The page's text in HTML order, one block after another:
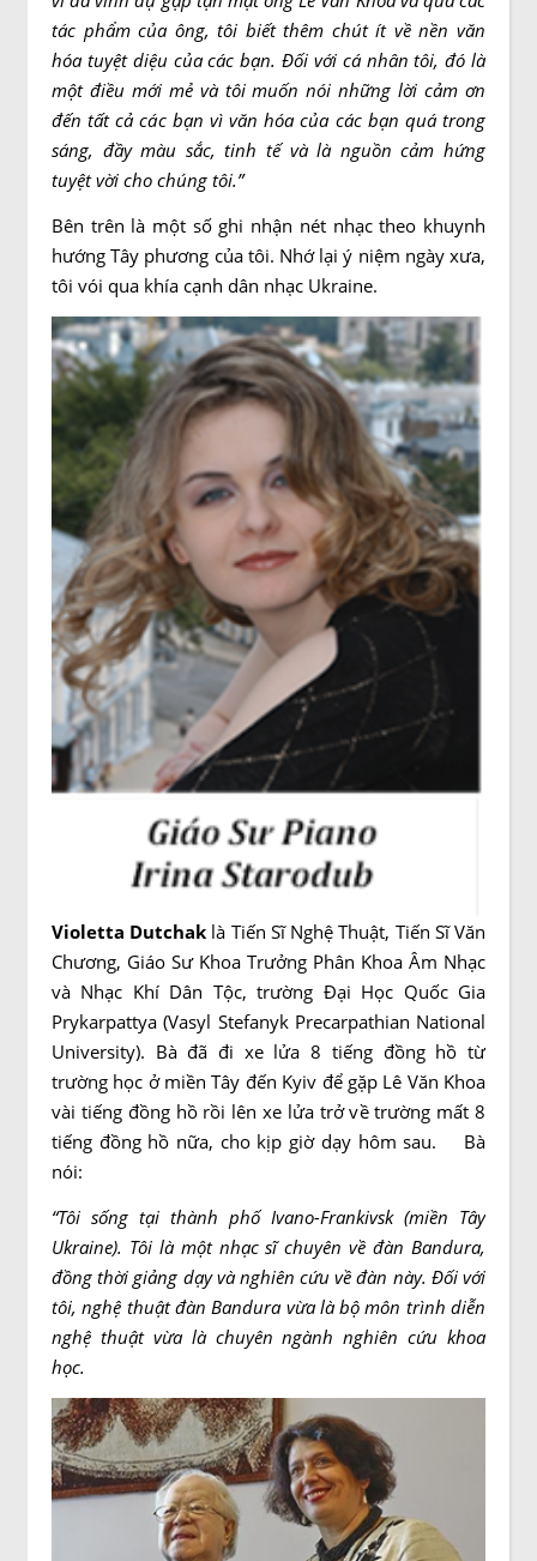
tác phẩm của ông, tôi biết thêm chút ít về nền văn
hóa tuyệt diệu của các bạn. Đối với cá nhân tôi, đó là
một điều mới mẻ và tôi muốn nói những lời cảm ơn
đến tất cả các bạn vì văn hóa của các bạn quá trong
sáng, đầy màu sắc, tinh tế và là nguồn cảm hứng
tuyệt vời cho chúng tôi.”
Bên trên là một số ghi nhận nét nhạc theo khuynh
hướng Tây phương của tôi. Nhớ lại ý niệm ngày xưa,
tôi vói qua khía cạnh dân nhạc Ukraine.
Violetta Dutchak là Tiến Sĩ Nghệ Thuật, Tiến Sĩ Văn
Chương, Giáo Sư Khoa Trưởng Phân Khoa Âm Nhạc
và Nhạc Khí Dân Tộc, trường Đại Học Quốc Gia
Prykarpattya (Vasyl Stefanyk Precarpathian National
University). Bà đã đi xe lửa 8 tiếng đồng hồ từ
trường học ở miền Tây đến Kyiv để gặp Lê Văn Khoa
vài tiếng đồng hồ rồi lên xe lửa trở về trường mất 8
tiếng đồng hồ nữa, cho kịp giờ dạy hôm sau. Bà
nói:
“Tôi sống tại thành phố Ivano-Frankivsk (miền Tây
Ukraine). Tôi là một nhạc sĩ chuyên về đàn Bandura,
đồng thời giảng dạy và nghiên cứu về đàn này. Đối với
tôi, nghệ thuật đàn Bandura vừa là bộ môn trình diễn
nghệ thuật vừa là chuyên ngành nghiên cứu khoa
học.